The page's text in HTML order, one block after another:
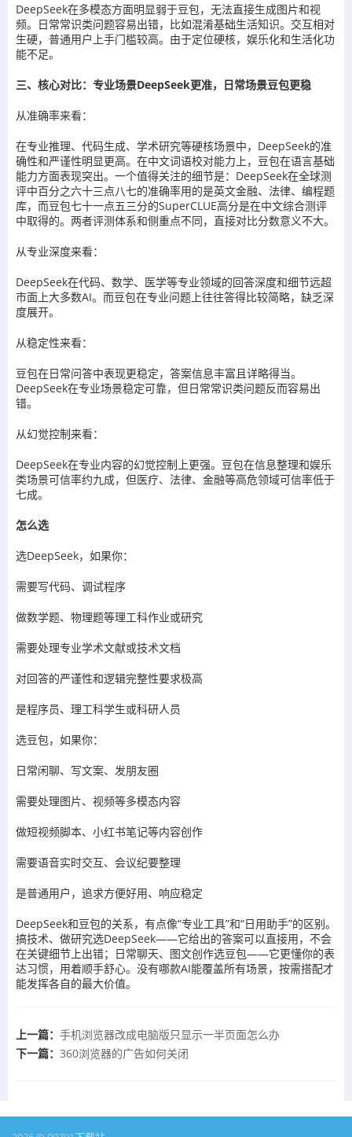
DeepSeek在多模态方面明显弱于豆包，无法直接生成图片和视
频。日常常识类问题容易出错，比如混淆基础生活知识。交互相对
生硬，普通用户上手门槛较高。由于定位硬核，娱乐化和生活化功
能不足。
三、核心对比：专业场景DeepSeek更准，日常场景豆包更稳
从准确率来看：
在专业推理、代码生成、学术研究等硬核场景中，DeepSeek的准
确性和严谨性明显更高。在中文词语校对能力上，豆包在语言基础
能力方面表现突出。一个值得关注的细节是：DeepSeek在全球测
评中百分之六十三点八七的准确率用的是英文金融、法律、编程题
库，而豆包七十一点五三分的SuperCLUE高分是在中文综合测评
中取得的。两者评测体系和侧重点不同，直接对比分数意义不大。
从专业深度来看：
DeepSeek在代码、数学、医学等专业领域的回答深度和细节远超
市面上大多数AI。而豆包在专业问题上往往答得比较简略，缺乏深
度展开。
从稳定性来看：
豆包在日常问答中表现更稳定，答案信息丰富且详略得当。
DeepSeek在专业场景稳定可靠，但日常常识类问题反而容易出
错。
从幻觉控制来看：
DeepSeek在专业内容的幻觉控制上更强。豆包在信息整理和娱乐
类场景可信率约九成，但医疗、法律、金融等高危领域可信率低于
七成。
怎么选
选DeepSeek，如果你：
需要写代码、调试程序
做数学题、物理题等理工科作业或研究
需要处理专业学术文献或技术文档
对回答的严谨性和逻辑完整性要求极高
是程序员、理工科学生或科研人员
选豆包，如果你：
日常闲聊、写文案、发朋友圈
需要处理图片、视频等多模态内容
做短视频脚本、小红书笔记等内容创作
需要语音实时交互、会议纪要整理
是普通用户，追求方便好用、响应稳定
DeepSeek和豆包的关系，有点像“专业工具”和“日用助手”的区别。
搞技术、做研究选DeepSeek——它给出的答案可以直接用，不会
在关键细节上出错；日常聊天、图文创作选豆包——它更懂你的表
达习惯，用着顺手舒心。没有哪款AI能覆盖所有场景，按需搭配才
能发挥各自的最大价值。
上一篇： 手机浏览器改成电脑版只显示一半页面怎么办
下一篇： 360浏览器的广告如何关闭